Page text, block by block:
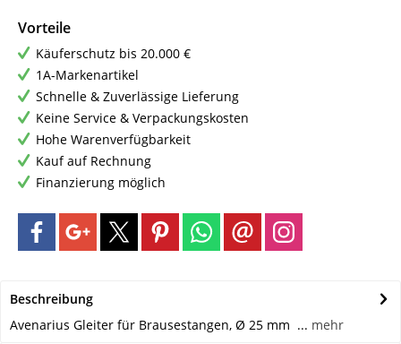
Vorteile
Käuferschutz bis 20.000 €
1A-Markenartikel
Schnelle & Zuverlässige Lieferung
Keine Service & Verpackungskosten
Hohe Warenverfügbarkeit
Kauf auf Rechnung
Finanzierung möglich
Beschreibung
Avenarius Gleiter für Brausestangen, Ø 25 mm ... mehr